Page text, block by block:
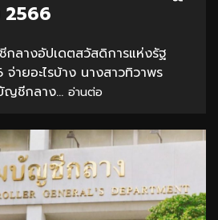
2566
ลางอัปเดตสวัสดิการแห่งรัฐ
ายอะไรบ้าง นางสาวทิวาพร
ญชีกลาง... อ่านต่อ